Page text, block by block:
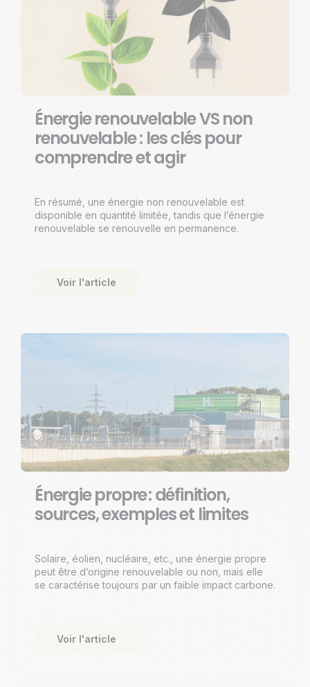
Énergie renouvelable VS non
renouvelable : les clés pour
comprendre et agir
En résumé, une énergie non renouvelable est
disponible en quantité limitée, tandis que l’énergie
renouvelable se renouvelle en permanence.
Voir l'article
Énergie propre : définition,
sources, exemples et limites
Solaire, éolien, nucléaire, etc., une énergie propre
peut être d’origine renouvelable ou non, mais elle
se caractérise toujours par un faible impact carbone.
Voir l'article